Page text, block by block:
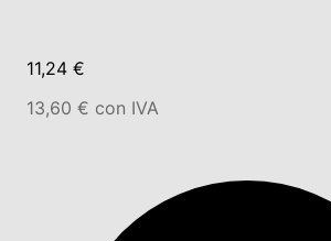
11,24 €
13,60 € con IVA